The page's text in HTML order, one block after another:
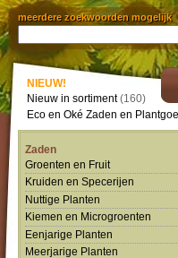
meerdere zoekwoorden mogelijk
NIEUW!
Nieuw in sortiment(160)
Eco en Oké Zaden en
Zaden
Groenten en Fruit
Kruiden en Specerijen
Nuttige Planten
Kiemen en Microgroenten
Eenjarige Planten
Meerjarige Planten